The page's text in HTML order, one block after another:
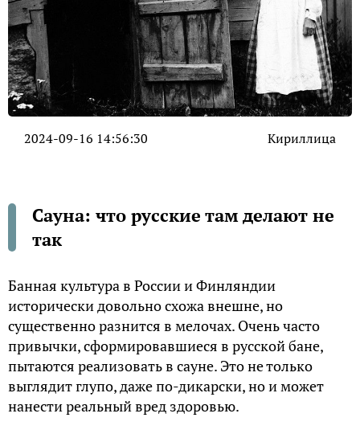
2024-09-16 14:56:30 Кириллица
Сауна: что русские там делают не
так
Банная культура в России и Финляндии
исторически довольно схожа внешне, но
существенно разнится в мелочах. Очень часто
привычки, сформировавшиеся в русской бане,
пытаются реализовать в сауне. Это не только
выглядит глупо, даже по-дикарски, но и может
нанести реальный вред здоровью.